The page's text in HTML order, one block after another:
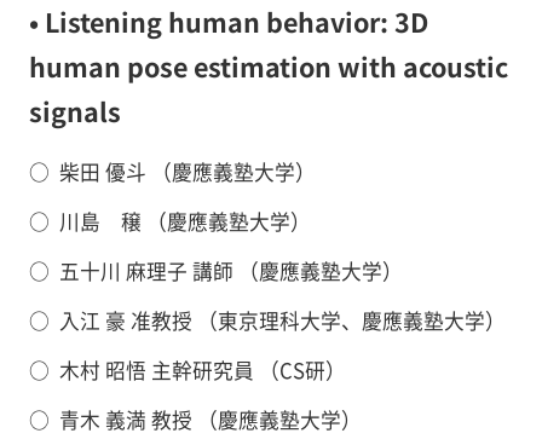
• Listening human behavior: 3D
human pose estimation with acoustic
signals
○ 柴田 優斗 （慶應義塾大学）
○ 川島 穣 （慶應義塾大学）
○ 五十川 麻理子 講師 （慶應義塾大学）
○ 入江 豪 准教授 （東京理科大学、慶應義塾大学）
○ 木村 昭悟 主幹研究員 （CS研）
○ 青木 義満 教授 （慶應義塾大学）